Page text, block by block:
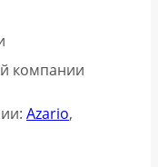
компании
Azario,